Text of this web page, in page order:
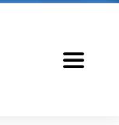
Toggle